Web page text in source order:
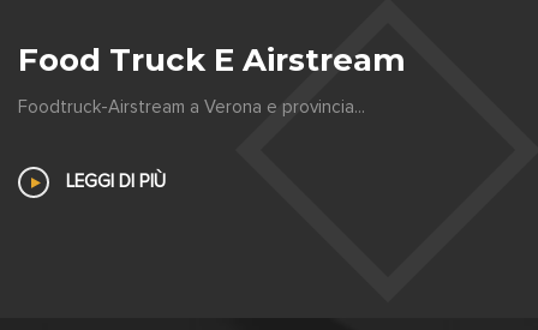
Food Truck E Airstream
Foodtruck-Airstream a Verona e provincia...
LEGGI DI PIÙ